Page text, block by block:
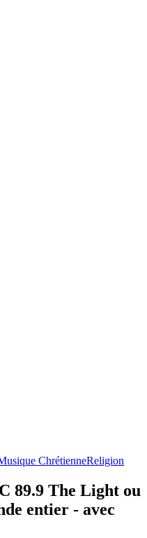
ChrétienneReligion
89.9 The Light ou
entier - avec